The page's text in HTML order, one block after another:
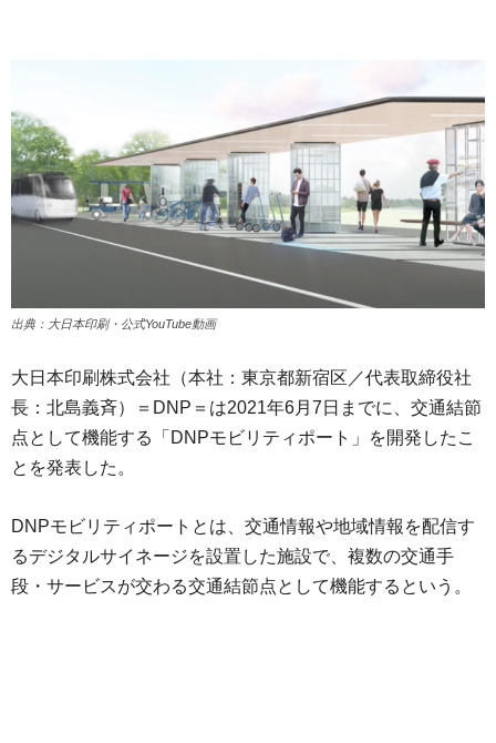
出典：大日本印刷・公式YouTube動画
大日本印刷株式会社（本社：東京都新宿区／代表取締役社
長：北島義斉）＝DNP＝は2021年6月7日までに、交通結節
点として機能する「DNPモビリティポート」を開発したこ
とを発表した。
DNPモビリティポートとは、交通情報や地域情報を配信す
るデジタルサイネージを設置した施設で、複数の交通手
段・サービスが交わる交通結節点として機能するという。